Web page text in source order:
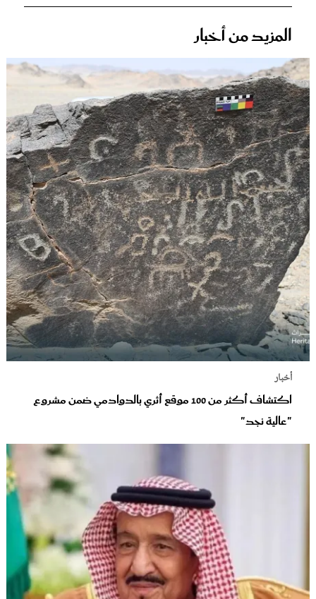
المزيد من أخبار
أخبار
اكتشاف أكثر من 100 موقع أثري بالدوادمي ضمن مشروع
"عالية نجد"